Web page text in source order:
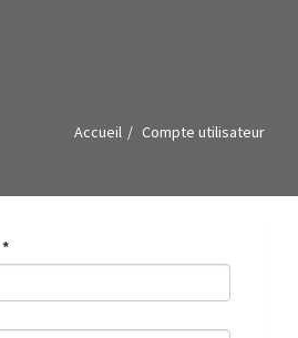
Accueil Compte utilisateur
*